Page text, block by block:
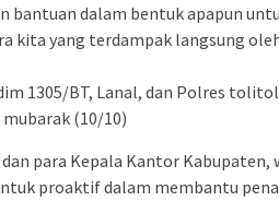
bantuan dalam bentuk apapun
kita yang terdampak langsung
1305/BT, Lanal, dan Polres
(10/10)
para Kepala Kantor
proaktif dalam membantu